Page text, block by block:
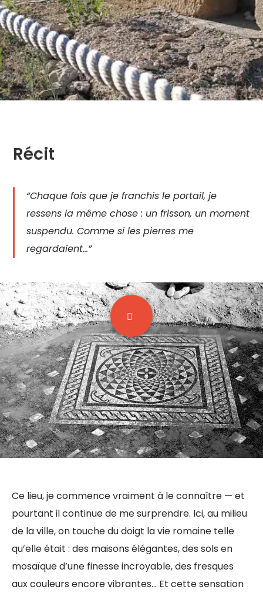
Récit
“Chaque fois que je franchis le portail, je
ressens la même chose : un frisson, un moment
suspendu. Comme si les pierres me
regardaient…”
Ce lieu, je commence vraiment à le connaître — et
pourtant il continue de me surprendre. Ici, au milieu
de la ville, on touche du doigt la vie romaine telle
qu’elle était : des maisons élégantes, des sols en
mosaïque d’une finesse incroyable, des fresques
aux couleurs encore vibrantes… Et cette sensation